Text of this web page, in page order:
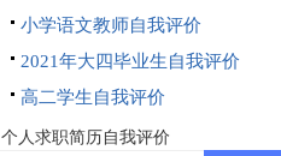
小学语文教师自我评价
2021年大四毕业生自我评价
高二学生自我评价
个人求职简历自我评价